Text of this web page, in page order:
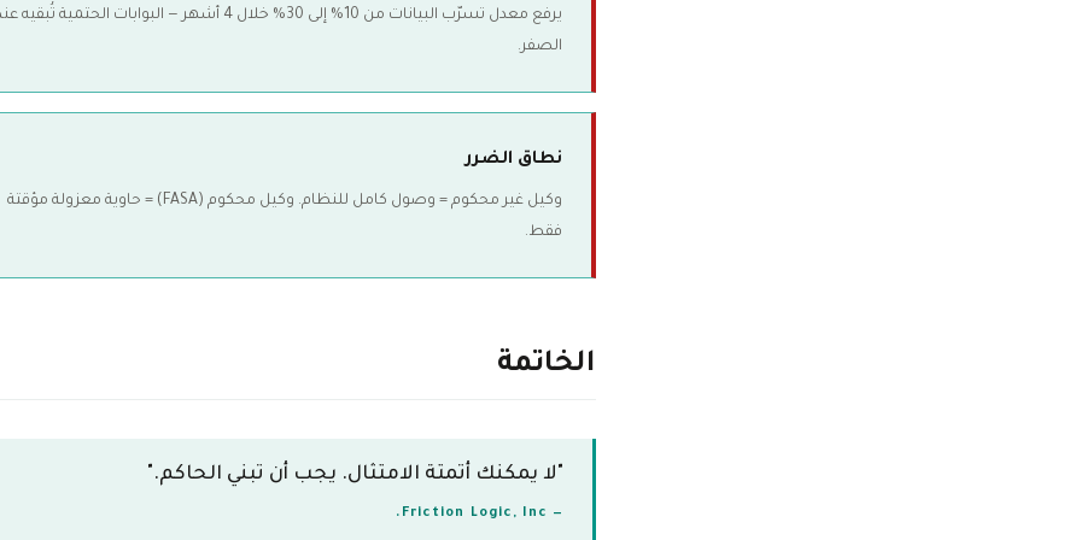
يرفع معدل تسرّب البيانات من 10% إلى 30% خلال 4 أشهر — البوابات الحتمية تُبقيه
الصفر.
نطاق الضرر
وكيل غير محكوم = وصول كامل للنظام. وكيل محكوم (FASA) = حاوية معزولة مؤقتة
فقط.
الخاتمة
"لا يمكنك أتمتة الامتثال. يجب أن تبني الحاكم."
— Friction Logic, Inc.